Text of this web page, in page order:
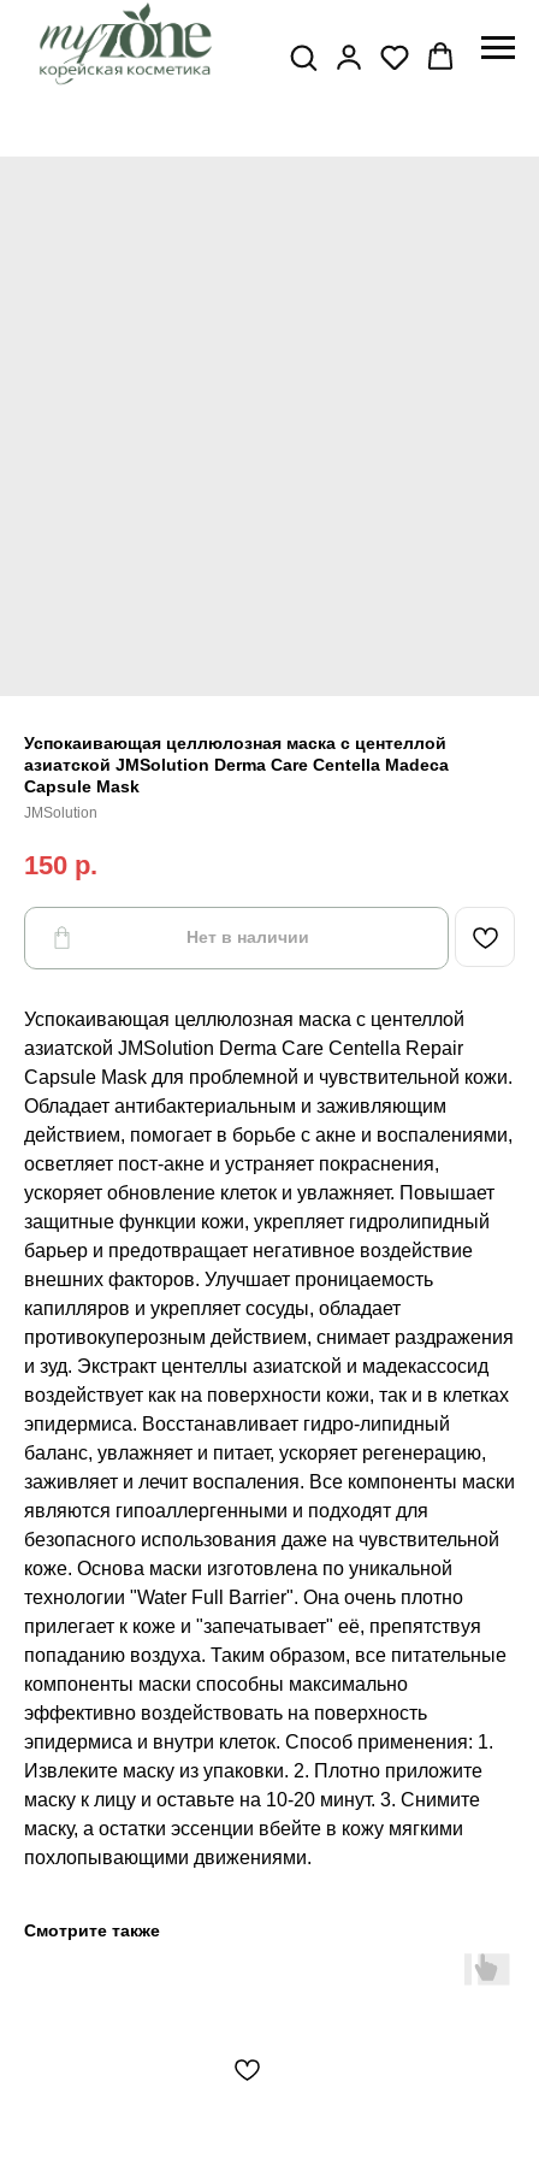
Успокаивающая целлюлозная маска с центеллой
азиатской JMSolution Derma Care Centella Madeca
Capsule Mask
JMSolution
150 р.
Нет в наличии
Успокаивающая целлюлозная маска с центеллой
азиатской JMSolution Derma Care Centella Repair
Capsule Mask для проблемной и чувствительной кожи.
Обладает антибактериальным и заживляющим
действием, помогает в борьбе с акне и воспалениями,
осветляет пост-акне и устраняет покраснения,
ускоряет обновление клеток и увлажняет. Повышает
защитные функции кожи, укрепляет гидролипидный
барьер и предотвращает негативное воздействие
внешних факторов. Улучшает проницаемость
капилляров и укрепляет сосуды, обладает
противокуперозным действием, снимает раздражения
и зуд. Экстракт центеллы азиатской и мадекассосид
воздействует как на поверхности кожи, так и в клетках
эпидермиса. Восстанавливает гидро-липидный
баланс, увлажняет и питает, ускоряет регенерацию,
заживляет и лечит воспаления. Все компоненты маски
являются гипоаллергенными и подходят для
безопасного использования даже на чувствительной
коже. Основа маски изготовлена по уникальной
технологии "Water Full Barrier". Она очень плотно
прилегает к коже и "запечатывает" её, препятствуя
попаданию воздуха. Таким образом, все питательные
компоненты маски способны максимально
эффективно воздействовать на поверхность
эпидермиса и внутри клеток. Способ применения: 1.
Извлеките маску из упаковки. 2. Плотно приложите
маску к лицу и оставьте на 10-20 минут. 3. Снимите
маску, а остатки эссенции вбейте в кожу мягкими
похлопывающими движениями.
Смотрите также